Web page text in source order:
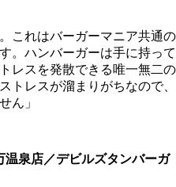
これはバーガーマニア共通の
。ハンバーガーは手に持って
レスを発散できる唯一無二の
トレスが溜まりがちなので、
ん」
温泉店／デビルズタンバーガ